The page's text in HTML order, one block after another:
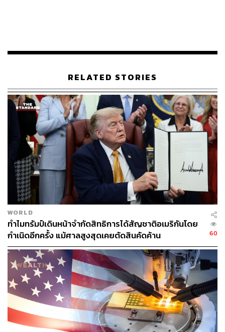
ABOUT THE AUTHOR
วิโรจน์ เลิศจิตต์ธรรม
Senior Content Creator กองข่าวต่างประเทศ
THE STANDARD
RELATED STORIES
WORLD
ทำไมทรัมป์เดินหน้าจำกัดสิทธิการได้สัญชาติอเมริกันโดย
กำเนิดอีกครั้ง แม้ศาลสูงสุดเคยตัดสินคัดค้าน
60